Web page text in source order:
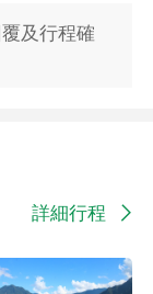
他的家族，於
斯」
及行程確
詳細行程